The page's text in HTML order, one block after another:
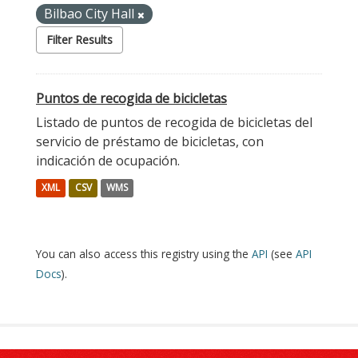
Bilbao City Hall
Filter Results
Puntos de recogida de bicicletas
Listado de puntos de recogida de bicicletas del
servicio de préstamo de bicicletas, con
indicación de ocupación.
XML CSV WMS
You can also access this registry using the API (see API
Docs).